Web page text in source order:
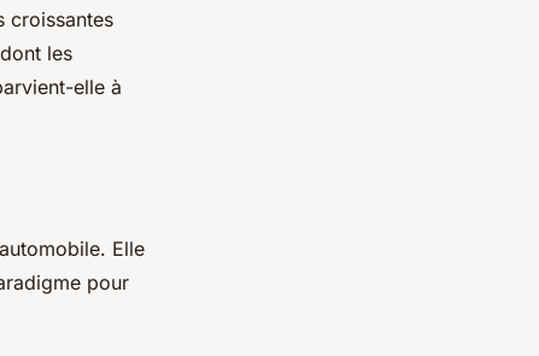
croissantes
les
elle à
Elle
pour